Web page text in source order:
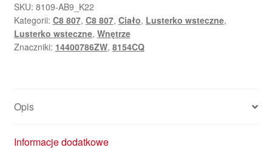
SKU: 8109-AB9_K22
Kategorii: C8 807, C8 807, Ciało, Lusterko wsteczne,
Lusterko wsteczne, Wnętrze
Znaczniki: 14400786ZW, 8154CQ
Opis
Informacje dodatkowe